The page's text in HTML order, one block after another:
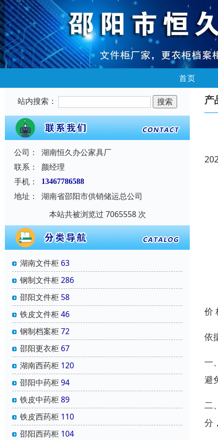
首页
站内搜索：
公司：
湖南恒久办公家具厂
联系：
颜经理
手机：
13467786588
地址：
湖南省邵阳市供销储运总公司
本站共被浏览过 7065558 次
湖南文件柜 63
钢制文件柜286
邵阳文件柜 58
铁皮文件柜46
钢制档案柜72
邵阳更衣柜 67
湖南西药柜 120
邵阳中药柜94
铁皮中药柜89
铁皮西药柜 110
邵阳西药柜 104
产
价
依
一
避
二
分